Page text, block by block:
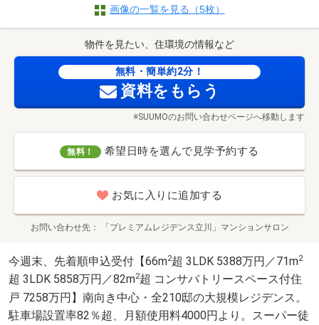
画像の一覧を見る（5枚）
物件を見たい、住環境の情報など
無料・簡単約2分！
資料をもらう
※SUUMOのお問い合わせページへ移動します
無料！ 希望日時を選んで見学予約する
お気に入りに追加する
お問い合わせ先 「プレミアムレジデンス立川」マンションサロン
今週末、先着順申込受付【66m2超 3LDK 5388万円／71m2
超 3LDK 5858万円／82m2超 コンサバトリースペース付住
戸 7258万円】南向き中心・全210邸の大規模レジデンス。
駐車場設置率82％超、月額使用料4000円より。スーパー徒